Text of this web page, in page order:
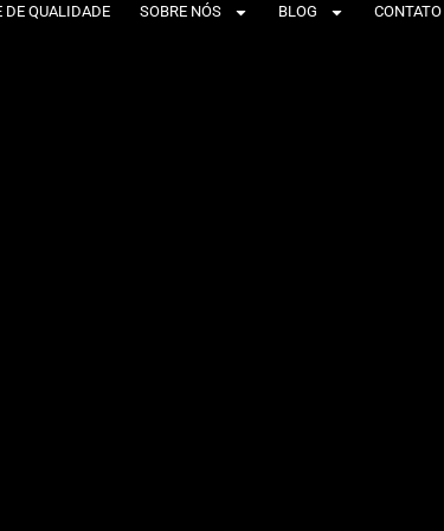
DE QUALIDADE SOBRE NÓS BLOG CONTATO